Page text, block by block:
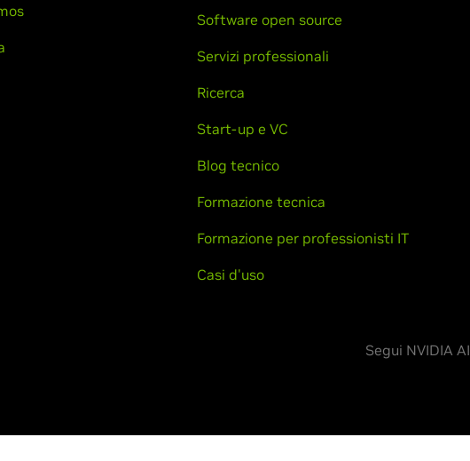
Software open source
Servizi professionali
Ricerca
Start-up e VC
Blog tecnico
Formazione tecnica
Formazione per professionisti IT
Casi d'uso
Segui NVIDIA AI